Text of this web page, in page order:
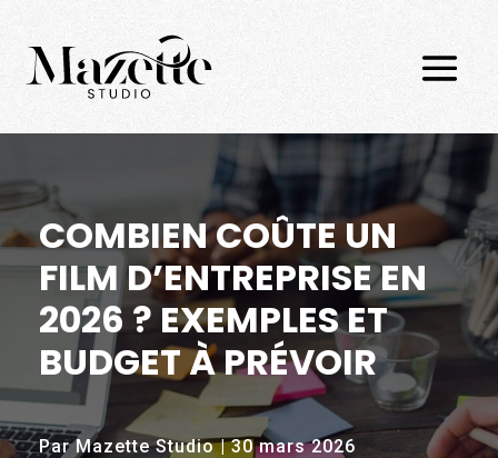
COMBIEN COÛTE UN
FILM D’ENTREPRISE EN
2026 ? EXEMPLES ET
BUDGET À PRÉVOIR
Par Mazette Studio | 30 mars 2026